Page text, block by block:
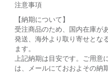
注意事項
【納期について】
受注商品のため、国内在庫が
発送、海外より取り寄せとな
ます。
上記納期は目安です。ご用意
は、メールにておおよその納